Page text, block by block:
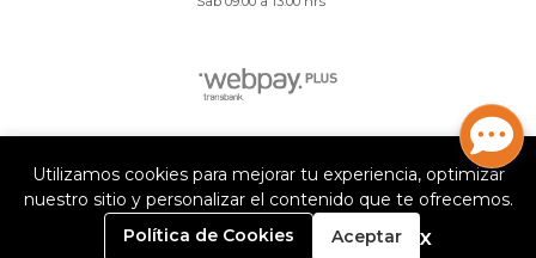
Provemontt – Ferretería Puerto Montt © 2026
¿Te gusta mi tienda? Yo vendo conBsale
0
Utilizamos cookies para mejorar tu experiencia, optimizar
nuestro sitio y personalizar el contenido que te ofrecemos.
Política de Cookies
Aceptar x